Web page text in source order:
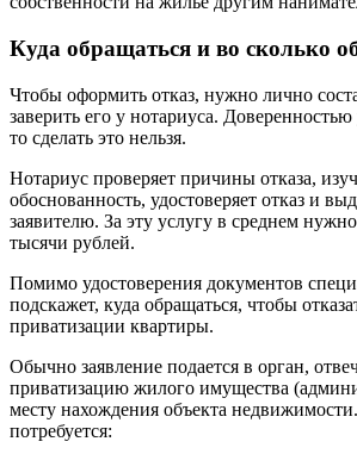
Куда обращаться и во сколько
Чтобы оформить отказ, нужно лично
заверить его у нотариуса.
то сделать это нельзя.
Нотариус проверяет причины отказа,
обоснованность, удостоверяет отказ и
заявителю. За эту услугу в среднем
тысячи рублей.
Помимо удостоверения документов
подскажет, куда обращаться, чтобы
приватизации квартиры.
Обычно заявление подается в орган,
приватизацию жилого имущества
месту нахождения объекта
потребуется: